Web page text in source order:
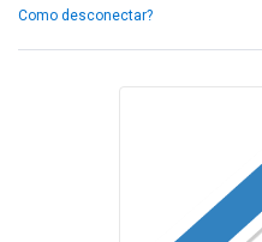
Como desconectar?